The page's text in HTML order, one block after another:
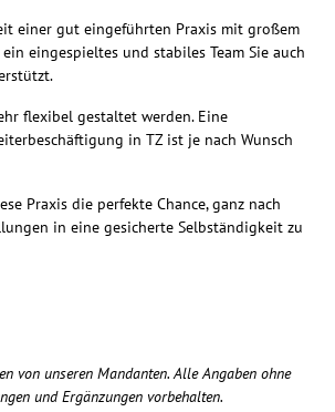
einer gut eingeführten Praxis mit großem
eingespieltes und stabiles Team Sie auch
flexibel gestaltet werden. Eine
in TZ ist je nach Wunsch
Praxis die perfekte Chance, ganz nach
in eine gesicherte Selbständigkeit zu
von unseren Mandanten. Alle Angaben ohne
und Ergänzungen vorbehalten.